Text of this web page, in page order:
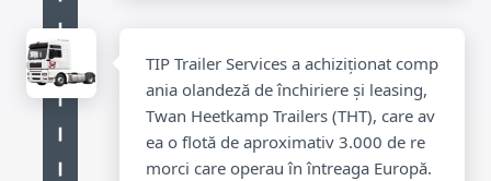
TIP Trailer Services a achiziționat comp
ania olandeză de închiriere și leasing,
Twan Heetkamp Trailers (THT), care av
ea o flotă de aproximativ 3.000 de re
morci care operau în întreaga Europă.